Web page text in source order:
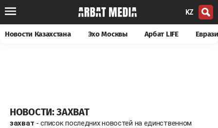
KZ
Новости Казахстана Эхо Москвы Арбат LIFE
НОВОСТИ: ЗАХВАТ
захват - список последних новостей на единственном